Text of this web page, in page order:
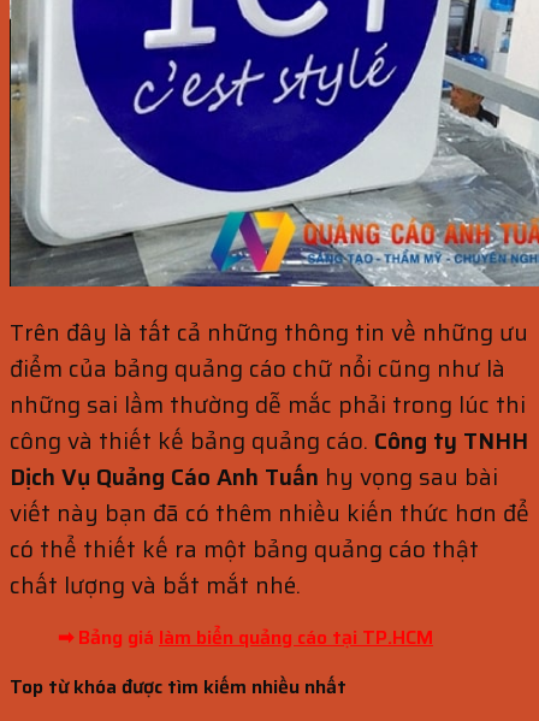
Trên đây là tất cả những thông tin về những ưu
điểm của bảng quảng cáo chữ nổi cũng như là
những sai lầm thường dễ mắc phải trong lúc thi
công và thiết kế bảng quảng cáo. Công ty TNHH
Dịch Vụ Quảng Cáo Anh Tuấn hy vọng sau bài
viết này bạn đã có thêm nhiều kiến thức hơn để
có thể thiết kế ra một bảng quảng cáo thật
chất lượng và bắt mắt nhé.
➡ Bảng giá làm biển quảng cáo tại TP.HCM
Top từ khóa được tìm kiếm nhiều nhất